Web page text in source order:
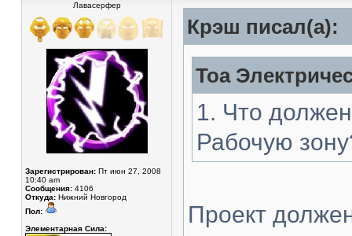
Лавасерфер
Зарегистрирован: Пт июн 27, 2008
10:40 am
Сообщения: 4106
Откуда: Нижний Новгород
Пол:
Элементарная Сила:
Крэш писал(а):
Тоа
1. Что
Рабочую
Проект